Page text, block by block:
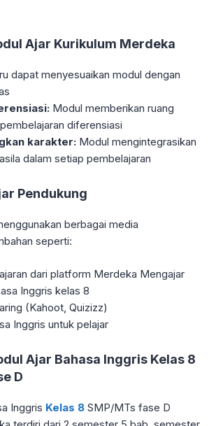
Ajar Kurikulum Merdeka
dapat menyesuaikan modul dengan
Modul memberikan ruang
diferensiasi
karakter: Modul mengintegrasikan
dalam setiap pembelajaran
Pendukung
berbagai media
seperti:
dari platform Merdeka Mengajar
Inggris kelas 8
(Kahoot, Quizizz)
Inggris untuk pelajar
Ajar Bahasa Inggris Kelas 8
D
Inggris Kelas 8 SMP/MTs fase D